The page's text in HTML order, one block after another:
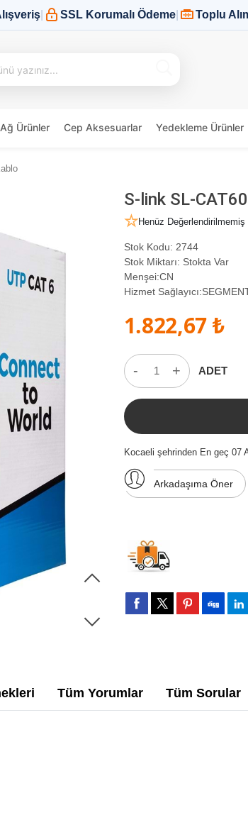
SSL Korumalı Ödeme Toplu
Ağ Ürünler Cep Aksesuarlar Yedekleme Ürünler
S-link SL-
Henüz Değerlendirilmemiş
Stok Kodu: 2744
Stok Miktarı: Stokta Var
Menşei:CN
Hizmet Sağlayıcı:
1.822,67 ₺
- + ADET
Kocaeli şehrinden En geç 07
Arkadaşıma Öner
Tüm Yorumlar Tüm Sorular